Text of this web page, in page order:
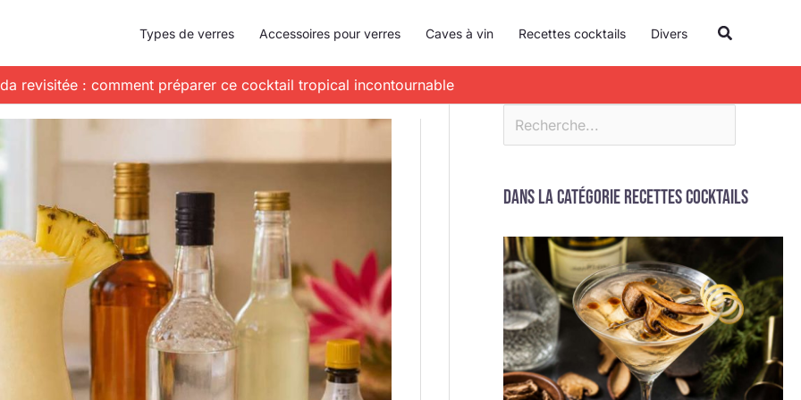
Types de verres Accessoires pour verres Caves à vin Recettes cocktails Divers
revisitée : comment préparer ce cocktail tropical incontournable
c
h
c
e
r
Dans la catégorie Recettes cocktails